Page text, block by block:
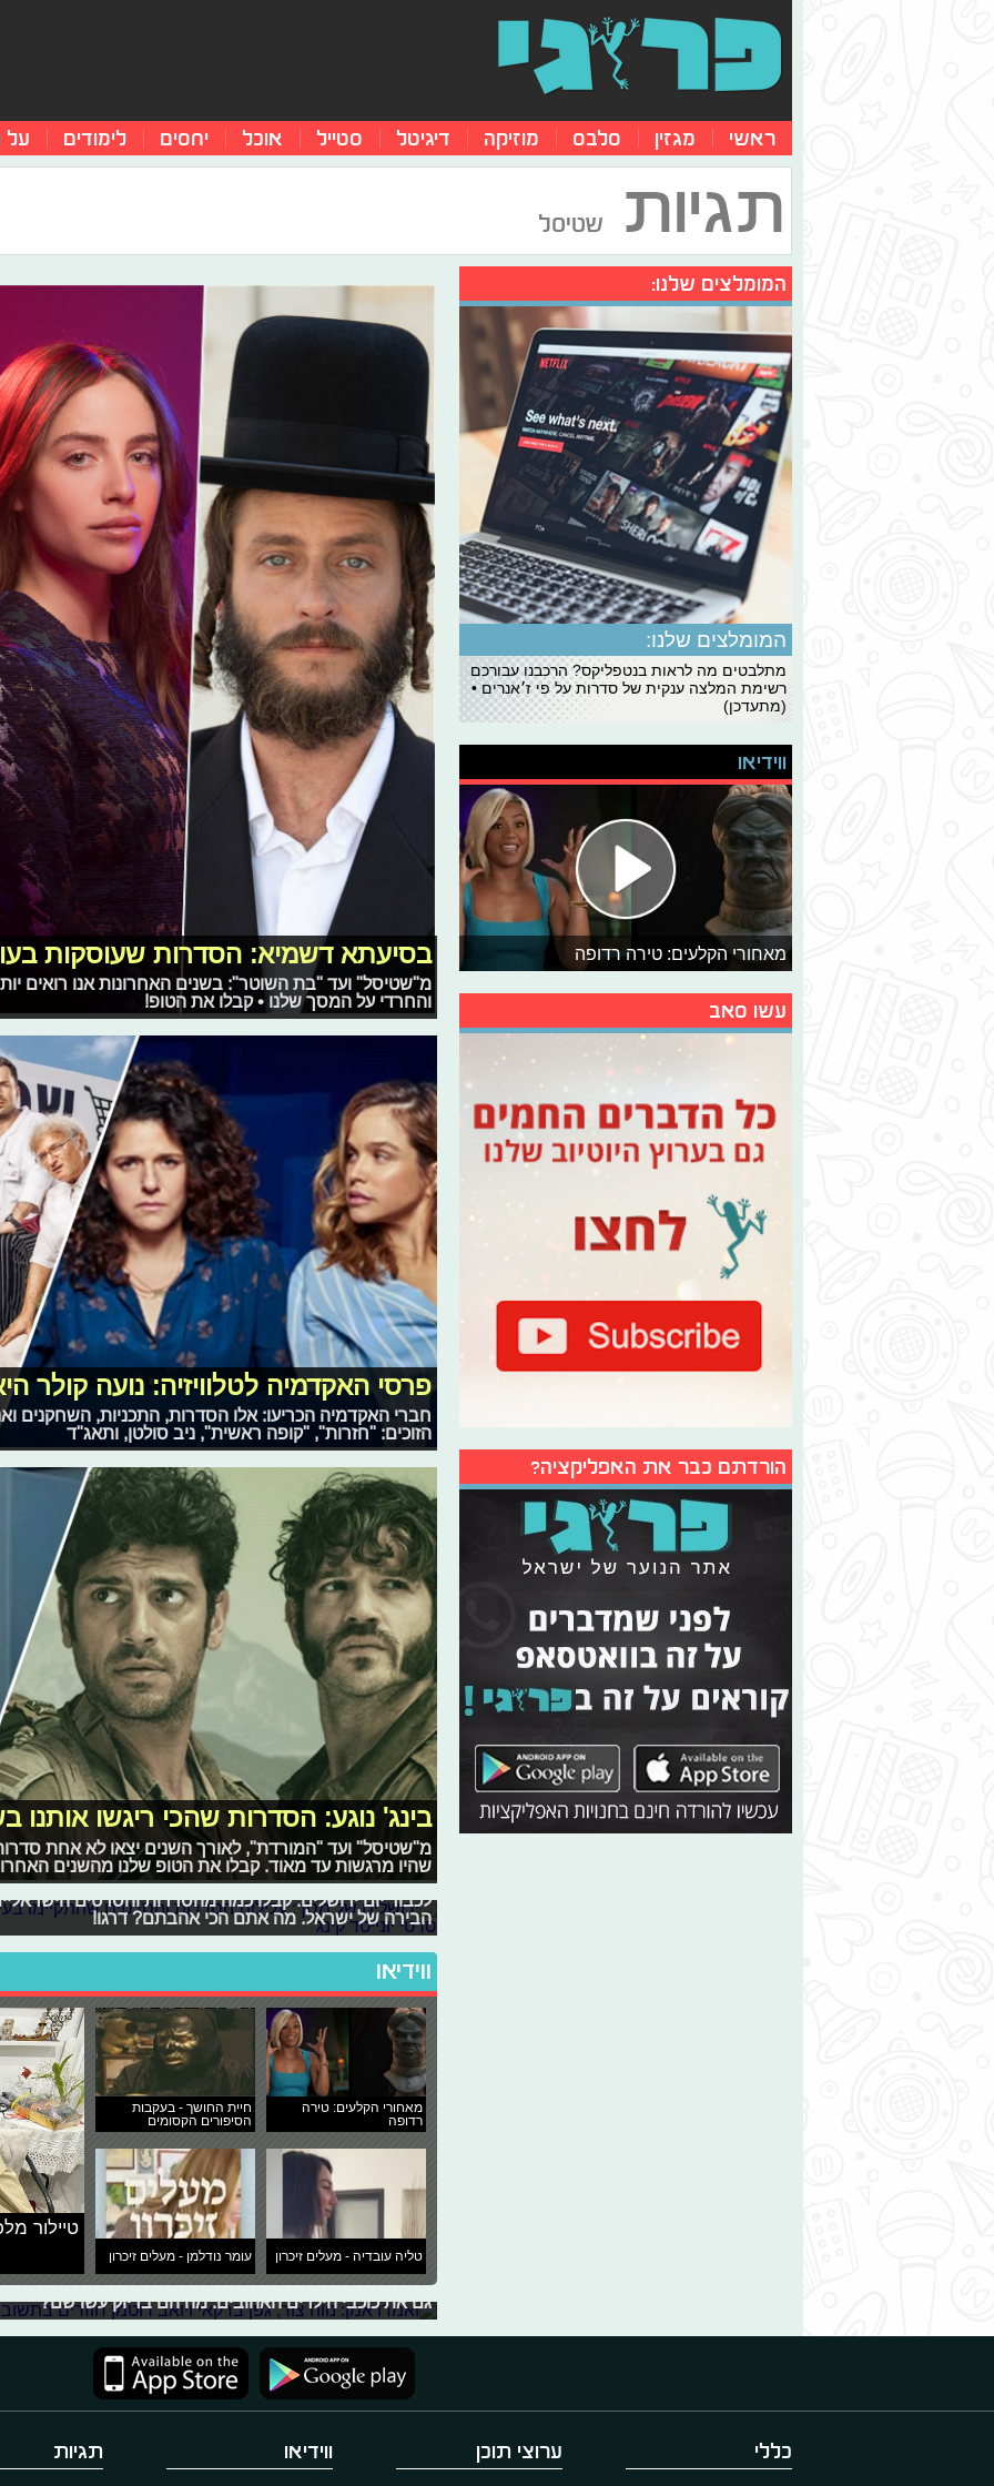
ראשי מגזין סלבס מוזיקה דיגיטל סטייל אוכל יחסים לימודים על
תגיות שטיסל
בסיעתא דשמיא: הסדרות שעוסקות
מ"שטיסל" ועד "בת השוטר": בשנים האחרונות אנו רואים
והחרדי על המסך שלנו • קבלו את הטופ!
פרסי האקדמיה לטלוויזיה: נועה קולר
הזוכים: "חזרות", "קופה ראשית", ניב סולטן, ותאג"ד
בינג' נוגע: הסדרות שהכי ריגשו אותנו
מ"שטיסל" ועד "המורדת", לאורך השנים יצאו לא אחת סדרות
שהיו מרגשות עד מאוד. קבלו את הטופ שלנו מהשנים
ירושלים של מסך: עלילות הסדרות
הקודש
לכבוד יום ירושלים: קבלו כמה מהסדרות והסרטים
הבירה של ישראל. מה אתם הכי אהבתם? דרגו!
ווידיאו
מאחורי הקלעים: טירה
רדופה
חיית החושך - בעקבות
הסיפורים הקסומים
טליה עובדיה - מעלים זיכרון עומר נודלמן - מעלים זיכרון
טיילור
ואמרו אמן: נווה צור, גפן ברקאי ויואב
אמש (ד') התקיים אירוע גדול בצפון תל אביב אליו הגיעו
גם את כוכבי הילדים האהובים. מה הם בדיוק עשו שם?
המומלצים שלנו:
המומלצים שלנו:
מתלבטים מה לראות בנטפליקס? הרכבנו עבורכם
רשימת המלצה ענקית של סדרות על פי ז׳אנרים •
(מתעדכן)
ווידיאו
מאחורי הקלעים: טירה רדופה
עשו סאב
הורדתם כבר את האפליקציה?
כללי ערוצי תוכן ווידיאו תגיות